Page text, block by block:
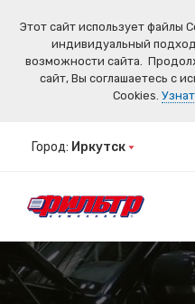
Этот сайт использует файлы
индивидуальный
возможности сайта.
сайт, Вы соглашаетесь с
Cookies.
Город: Иркутск